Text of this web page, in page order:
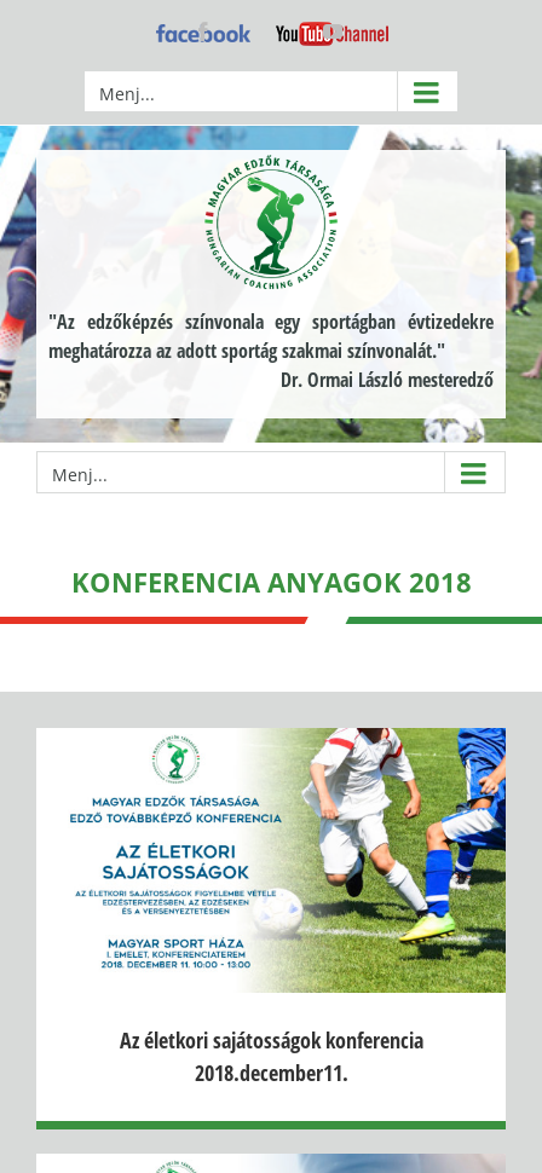
Facebook YouTube
Menj...
"Az edzőképzés színvonala egy sportágban évtizedekre
meghatározza az adott sportág szakmai színvonalát."
Dr. Ormai László mesteredző
Menj...
KONFERENCIA ANYAGOK 2018
Az életkori sajátosságok konferencia
2018.december11.